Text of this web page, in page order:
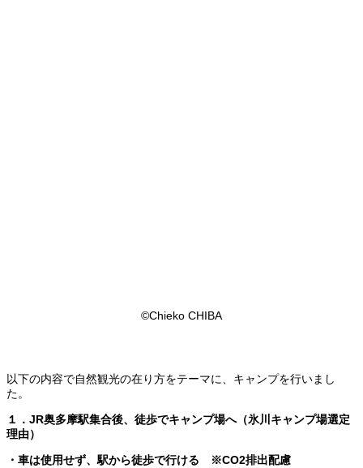
©Chieko CHIBA
以下の内容で自然観光の在り方をテーマに、キャンプを行いまし
た。
１．JR奥多摩駅集合後、徒歩でキャンプ場へ（氷川キャンプ場選定
理由）
・車は使用せず、駅から徒歩で行ける ※CO2排出配慮